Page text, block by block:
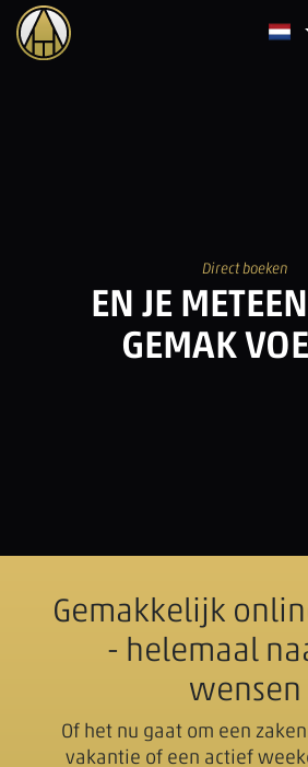
Direct boeken
EN JE
GEMAK
Gemakkelijk
- helemaal
wensen
Of het nu gaat om een
vakantie of een actief